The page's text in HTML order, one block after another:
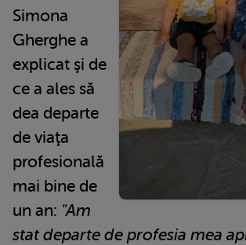
Simona
Gherghe a
explicat şi de
ce a ales să
dea departe
de viaţa
profesională
mai bine de
un an: "Am
stat departe de profesia mea